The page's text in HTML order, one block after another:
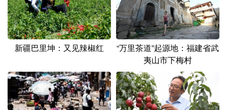
新疆巴里坤：又见辣椒红
“万里茶道”起源地：福建省武
夷山市下梅村